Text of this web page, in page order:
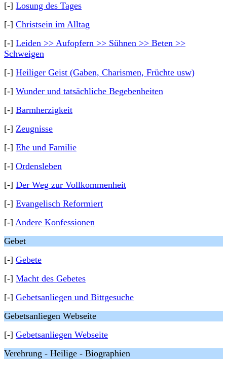
[-] Losung des Tages
[-] Christsein im Alltag
[-] Leiden >> Aufopfern >> Sühnen >> Beten >>
Schweigen
[-] Heiliger Geist (Gaben, Charismen, Früchte usw)
[-] Wunder und tatsächliche Begebenheiten
[-] Barmherzigkeit
[-] Zeugnisse
[-] Ehe und Familie
[-] Ordensleben
[-] Der Weg zur Vollkommenheit
[-] Evangelisch Reformiert
[-] Andere Konfessionen
Gebet
[-] Gebete
[-] Macht des Gebetes
[-] Gebetsanliegen und Bittgesuche
Gebetsanliegen Webseite
[-] Gebetsanliegen Webseite
Verehrung - Heilige - Biographien